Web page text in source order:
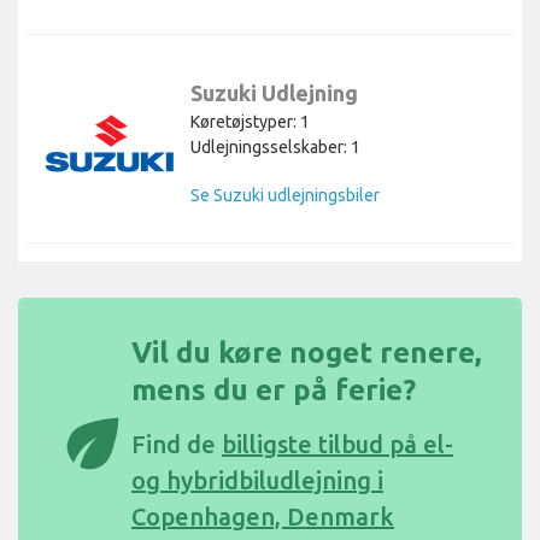
Suzuki Udlejning
Køretøjstyper: 1
Udlejningsselskaber: 1
Se Suzuki udlejningsbiler
eco
Vil du køre noget renere,
mens du er på ferie?
Find de billigste tilbud på el-
og hybridbiludlejning i
Copenhagen, Denmark